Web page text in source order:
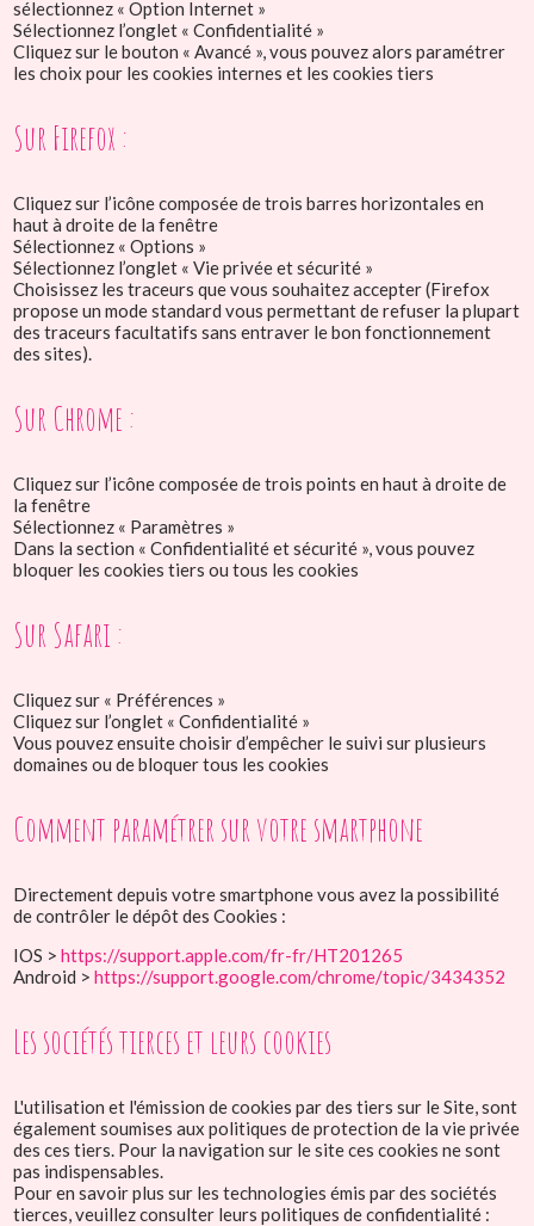
sélectionnez « Option Internet »
Sélectionnez l’onglet « Confidentialité »
Cliquez sur le bouton « Avancé », vous pouvez alors paramétrer
les choix pour les cookies internes et les cookies tiers
Sur Firefox :
Cliquez sur l’icône composée de trois barres horizontales en
haut à droite de la fenêtre
Sélectionnez « Options »
Sélectionnez l’onglet « Vie privée et sécurité »
Choisissez les traceurs que vous souhaitez accepter (Firefox
propose un mode standard vous permettant de refuser la plupart
des traceurs facultatifs sans entraver le bon fonctionnement
des sites).
Sur Chrome :
Cliquez sur l’icône composée de trois points en haut à droite de
la fenêtre
Sélectionnez « Paramètres »
Dans la section « Confidentialité et sécurité », vous pouvez
bloquer les cookies tiers ou tous les cookies
Sur Safari :
Cliquez sur « Préférences »
Cliquez sur l’onglet « Confidentialité »
Vous pouvez ensuite choisir d’empêcher le suivi sur plusieurs
domaines ou de bloquer tous les cookies
Comment paramétrer sur votre smartphone
Directement depuis votre smartphone vous avez la possibilité
de contrôler le dépôt des Cookies :
IOS >https://support.apple.com/fr-fr/HT201265
Android >https://support.google.com/chrome/topic/3434352
Les sociétés tierces et leurs cookies
L'utilisation et l'émission de cookies par des tiers sur le Site, sont
également soumises aux politiques de protection de la vie privée
des ces tiers. Pour la navigation sur le site ces cookies ne sont
pas indispensables.
Pour en savoir plus sur les technologies émis par des sociétés
tierces, veuillez consulter leurs politiques de confidentialité :